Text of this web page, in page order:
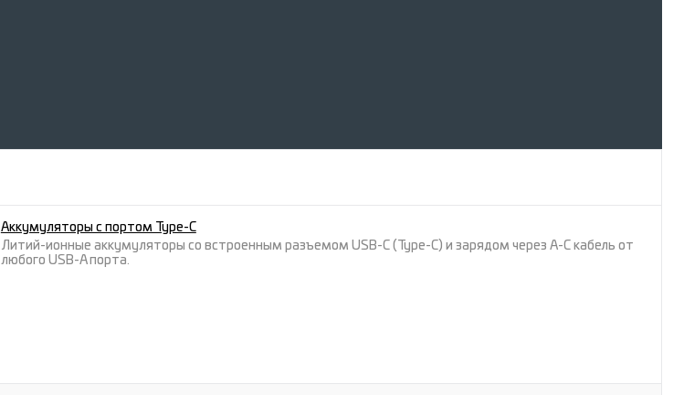
Аккумуляторы с портом Type-C
Литий-ионные аккумуляторы со встроенным разъемом USB-C (Type-C) и зарядом через A-C кабель от
любого USB-A порта.